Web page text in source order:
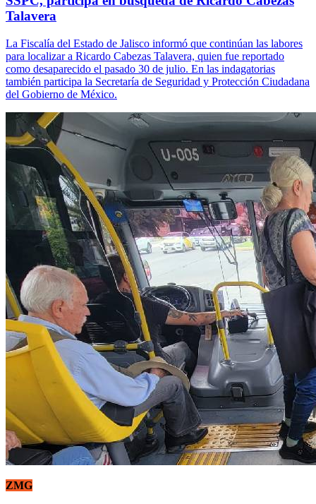
Talavera
La Fiscalía del Estado de Jalisco informó que continúan las labores
para localizar a Ricardo Cabezas Talavera, quien fue reportado
como desaparecido el pasado 30 de julio. En las indagatorias
también participa la Secretaría de Seguridad y Protección Ciudadana
del Gobierno de México.
ZMG